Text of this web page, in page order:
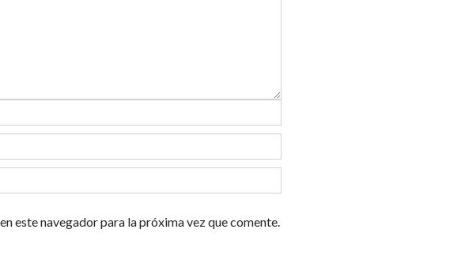
este navegador para la próxima vez que comente.